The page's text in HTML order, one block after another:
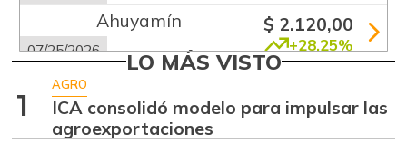
Ahuyamín
07/25/2026
$ 2.120,00
+28,25%
Alas de pollo sin
costillar
07/25/2026
+1,26%
LO MÁS VISTO
1
AGRO
ICA consolidó modelo para impulsar las
agroexportaciones